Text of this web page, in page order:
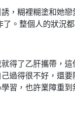
，糊裡糊塗和她
。整個人的狀況都
得了乙肝攜帶，
過得很不好，還
習，也許業障重